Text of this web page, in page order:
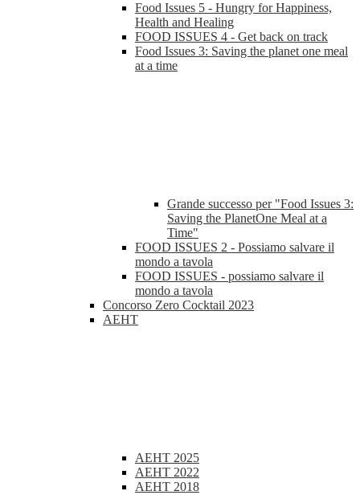
Food Issues 5 - Hungry for Happiness,
Health and Healing
FOOD ISSUES 4 - Get back on track
Food Issues 3: Saving the planet one meal
at a time
Grande successo per "Food Issues 3:
Saving the PlanetOne Meal at a
Time"
FOOD ISSUES 2 - Possiamo salvare il
mondo a tavola
FOOD ISSUES - possiamo salvare il
mondo a tavola
Concorso Zero Cocktail 2023
AEHT
AEHT 2025
AEHT 2022
AEHT 2018